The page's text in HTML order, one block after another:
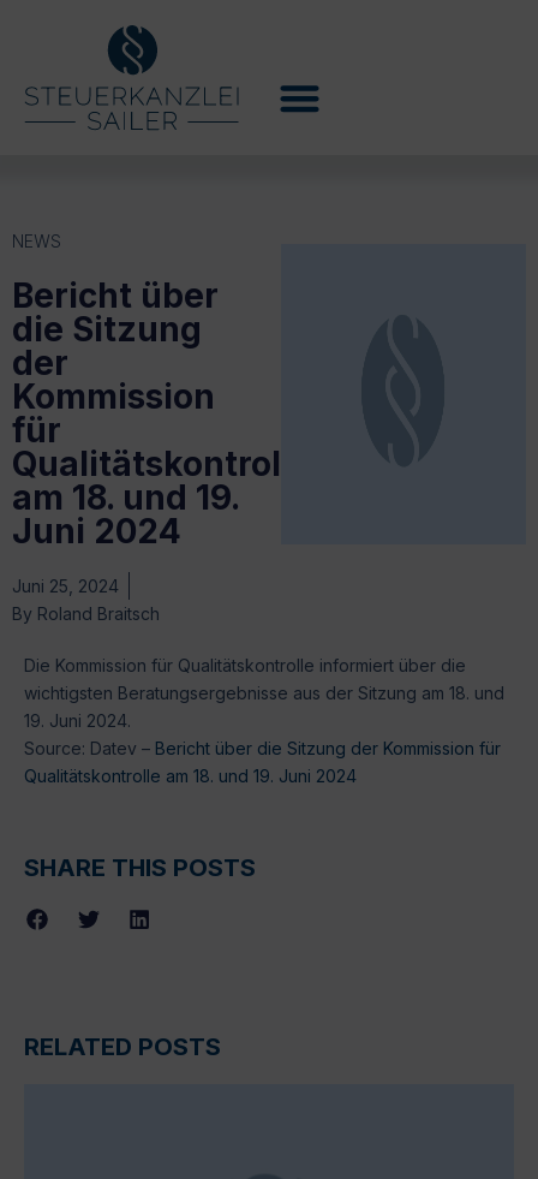
NEWS
Bericht über
die Sitzung
der
Kommission
für
Qualitätskontrolle
am 18. und 19.
Juni 2024
Juni 25, 2024
By Roland Braitsch
Die Kommission für Qualitätskontrolle informiert über die
wichtigsten Beratungsergebnisse aus der Sitzung am 18. und
19. Juni 2024.
Source: Datev – Bericht über die Sitzung der Kommission für
Qualitätskontrolle am 18. und 19. Juni 2024
SHARE THIS POSTS
RELATED POSTS